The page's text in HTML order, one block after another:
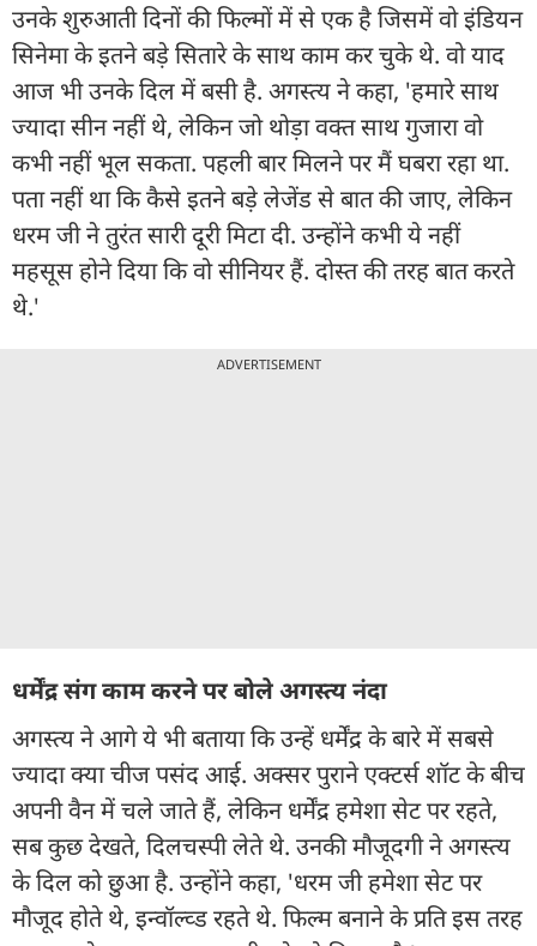
उनके शुरुआती दिनों की फिल्मों में से एक है जिसमें वो इंडियन
सिनेमा के इतने बड़े सितारे के साथ काम कर चुके थे. वो याद
आज भी उनके दिल में बसी है. अगस्त्य ने कहा, 'हमारे साथ
ज्यादा सीन नहीं थे, लेकिन जो थोड़ा वक्त साथ गुजारा वो
कभी नहीं भूल सकता. पहली बार मिलने पर मैं घबरा रहा था.
पता नहीं था कि कैसे इतने बड़े लेजेंड से बात की जाए, लेकिन
धरम जी ने तुरंत सारी दूरी मिटा दी. उन्होंने कभी ये नहीं
महसूस होने दिया कि वो सीनियर हैं. दोस्त की तरह बात करते
थे.'
ADVERTISEMENT
धर्मेंद्र संग काम करने पर बोले अगस्त्य नंदा
अगस्त्य ने आगे ये भी बताया कि उन्हें धर्मेंद्र के बारे में सबसे
ज्यादा क्या चीज पसंद आई. अक्सर पुराने एक्टर्स शॉट के बीच
अपनी वैन में चले जाते हैं, लेकिन धर्मेंद्र हमेशा सेट पर रहते,
सब कुछ देखते, दिलचस्पी लेते थे. उनकी मौजूदगी ने अगस्त्य
के दिल को छुआ है. उन्होंने कहा, 'धरम जी हमेशा सेट पर
मौजूद होते थे, इन्वॉल्व्ड रहते थे. फिल्म बनाने के प्रति इस तरह